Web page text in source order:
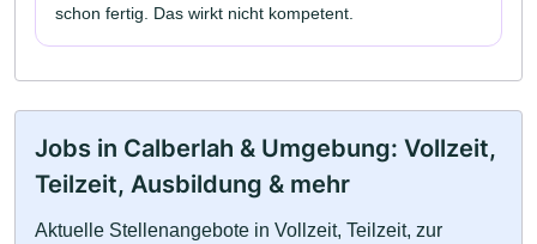
schon fertig. Das wirkt nicht kompetent.
Jobs in Calberlah & Umgebung: Vollzeit,
Teilzeit, Ausbildung & mehr
Aktuelle Stellenangebote in Vollzeit, Teilzeit, zur